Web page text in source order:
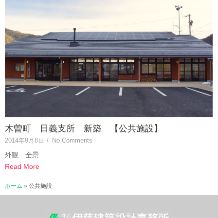
木曽町 日義支所 新築 【公共施設】
2014年9月8日 / No Comments
外観 全景
Read More
ホーム » 公共施設